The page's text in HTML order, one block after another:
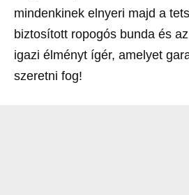
mindenkinek elnyeri majd a
biztosított ropogós bunda és
igazi élményt ígér, amelyet
szeretni fog!